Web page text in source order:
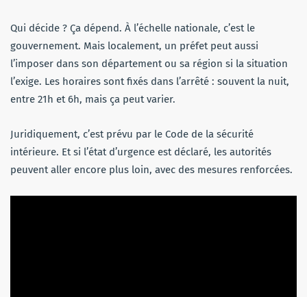
Qui décide ? Ça dépend. À l’échelle nationale, c’est le
gouvernement. Mais localement, un préfet peut aussi
l’imposer dans son département ou sa région si la situation
l’exige. Les horaires sont fixés dans l’arrêté : souvent la nuit,
entre 21h et 6h, mais ça peut varier.
Juridiquement, c’est prévu par le Code de la sécurité
intérieure. Et si l’état d’urgence est déclaré, les autorités
peuvent aller encore plus loin, avec des mesures renforcées.